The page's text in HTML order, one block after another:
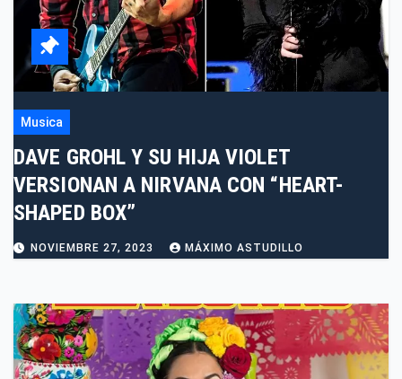
Musica
DAVE GROHL Y SU HIJA VIOLET
VERSIONAN A NIRVANA CON “HEART-
SHAPED BOX”
NOVIEMBRE 27, 2023 MÁXIMO ASTUDILLO